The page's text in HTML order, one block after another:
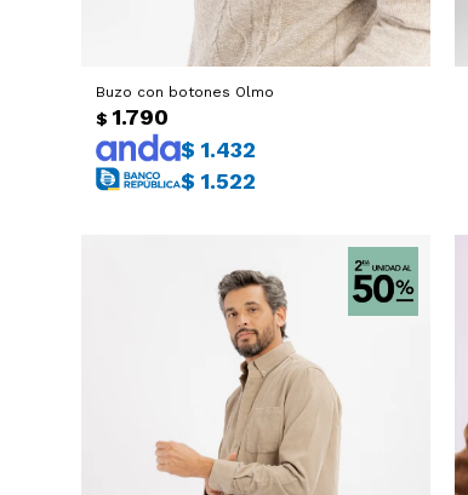
Buzo con botones Olmo
$ 1.790
$ 1.432
$ 1.522